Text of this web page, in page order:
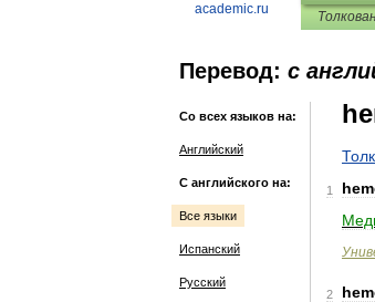
academic.ru
Перевод: с
Со всех языков на:
Английский
С английского на:
Все языки
Испанский
Русский
1
2